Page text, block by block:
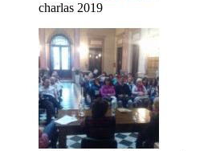
charlas 2019